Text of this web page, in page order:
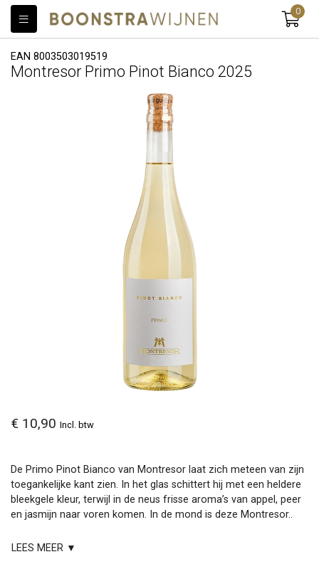
0
EAN 8003503019519
Montresor Primo Pinot Bianco 2025
€ 10,90 Incl. btw
De Primo Pinot Bianco van Montresor laat zich meteen van zijn
toegankelijke kant zien. In het glas schittert hij met een heldere
bleekgele kleur, terwijl in de neus frisse aroma’s van appel, peer
en jasmijn naar voren komen. In de mond is deze Montresor..
LEES MEER ▼